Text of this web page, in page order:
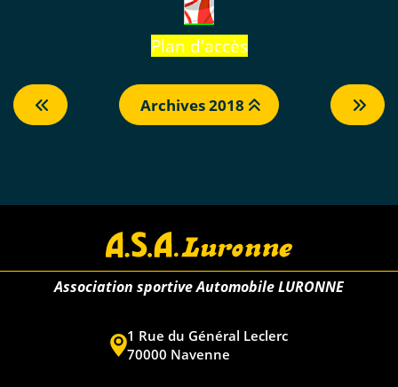
Plan d'accès
Archives 2018
Association sportive Automobile LURONNE
1 Rue du Général Leclerc
70000 Navenne